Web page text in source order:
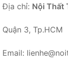
Địa chỉ: Nội Thất
Quận 3, Tp.HCM
Email: